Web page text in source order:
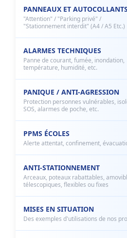
PANNEAUX ET AUTOCOLLANTS
"Attention" / "Parking privé" /
"Stationnement interdit" (A4 / A5 Etc.)
ALARMES TECHNIQUES
Panne de courant, fumée, inondation,
température, humidité, etc.
PANIQUE / ANTI-AGRESSION
Protection personnes vulnérables,
SOS, alarmes de poche, etc.
PPMS ÉCOLES
Alerte attentat, confinement,
ANTI-STATIONNEMENT
Arceaux, poteaux rabattables,
télescopiques, flexibles ou fixes
MISES EN SITUATION
Des exemples d'utilisations de nos